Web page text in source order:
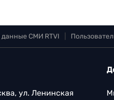
СМИ RTVI
ул. Ленинская